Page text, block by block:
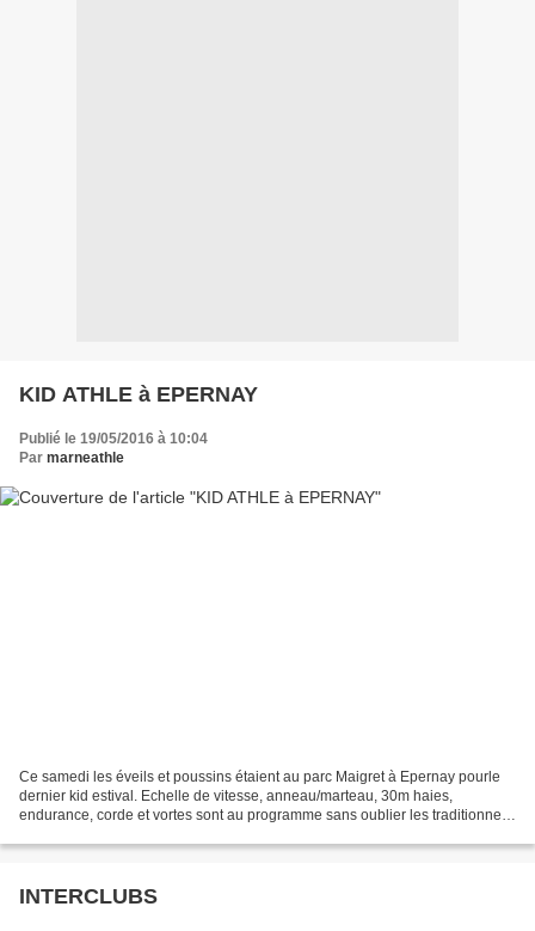
KID ATHLE à EPERNAY
Publié le 19/05/2016 à 10:04
Par marneathle
Ce samedi les éveils et poussins étaient au parc Maigret à Epernay pourle
dernier kid estival. Echelle de vitesse, anneau/marteau, 30m haies,
endurance, corde et vortes sont au programme sans oublier les traditionnels
INTERCLUBS